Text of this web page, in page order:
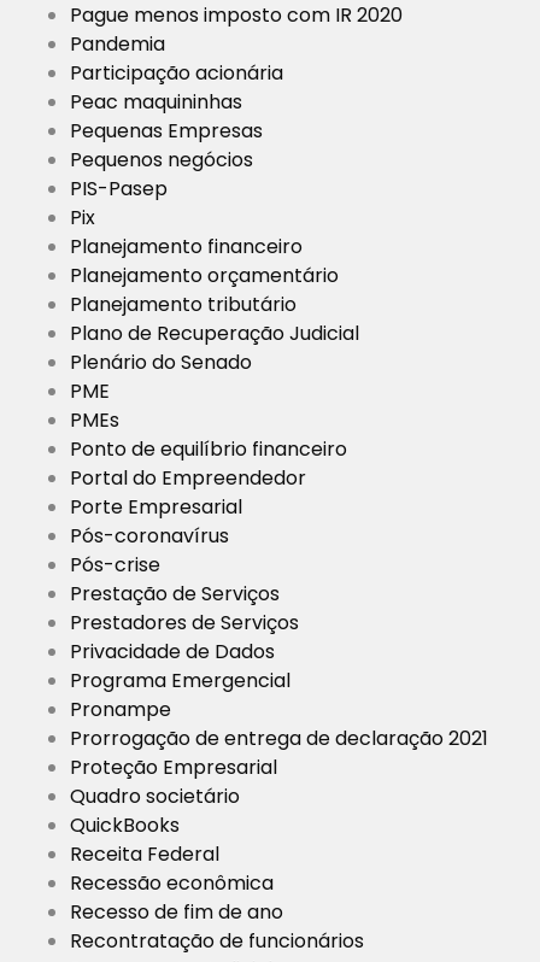
Pague menos imposto com IR 2020
Pandemia
Participação acionária
Peac maquininhas
Pequenas Empresas
Pequenos negócios
PIS-Pasep
Pix
Planejamento financeiro
Planejamento orçamentário
Planejamento tributário
Plano de Recuperação Judicial
Plenário do Senado
PME
PMEs
Ponto de equilíbrio financeiro
Portal do Empreendedor
Porte Empresarial
Pós-coronavírus
Pós-crise
Prestação de Serviços
Prestadores de Serviços
Privacidade de Dados
Programa Emergencial
Pronampe
Prorrogação de entrega de declaração 2021
Proteção Empresarial
Quadro societário
QuickBooks
Receita Federal
Recessão econômica
Recesso de fim de ano
Recontratação de funcionários